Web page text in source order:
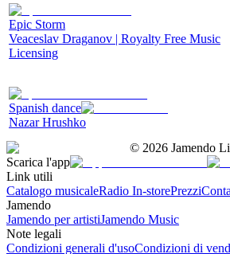
Epic Storm
Veaceslav Draganov | Royalty Free Music
Licensing
Spanish dance
Nazar Hrushko
© 2026 Jamendo
Scarica l'app
Link utili
Catalogo musicaleRadio In-storePrezzi
Jamendo
Jamendo per artistiJamendo Music
Note legali
Condizioni generali d'usoCondizioni di